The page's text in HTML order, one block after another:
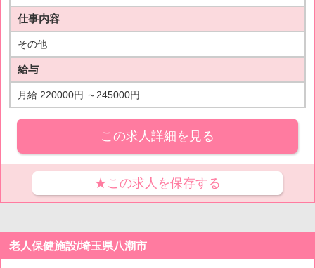
仕事内容
その他
給与
月給 220000円 ～245000円
この求人詳細を見る
★この求人を保存する
老人保健施設/埼玉県八潮市